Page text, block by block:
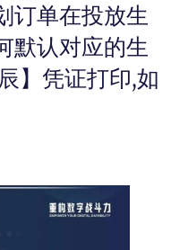
订单在投放生
默认对应的生
】凭证打印,如